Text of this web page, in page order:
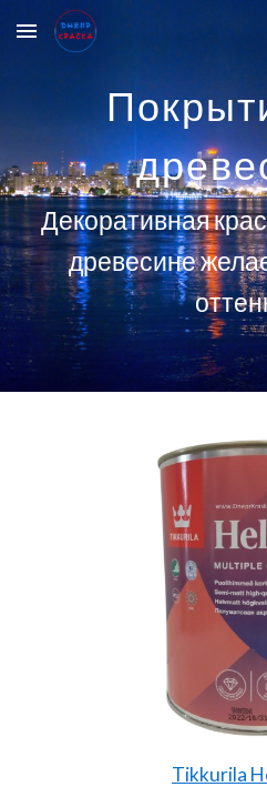
Skip to main content
Декоративная
древесине
Tikkurila